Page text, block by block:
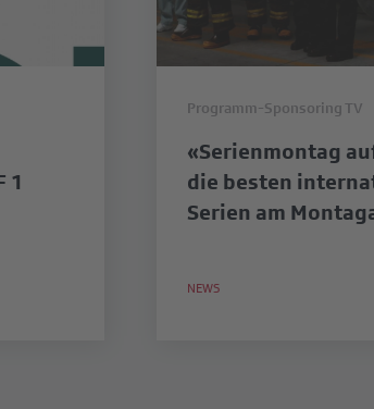
1
Programm-Sponsoring TV
«Serienmontag
die besten
Serien am
NEWS